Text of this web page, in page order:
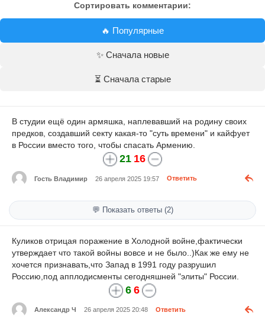
Сортировать комментарии:
🔥 Популярные
✨ Сначала новые
⏳ Сначала старые
В студии ещё один армяшка, наплевавший на родину своих
предков, создавший секту какая-то "суть времени" и кайфует
в России вместо того, чтобы спасать Армению.
21 16
Гость Владимир 26 апреля 2025 19:57 Ответить
💬 Показать ответы (2)
Куликов отрицая поражение в Холодной войне,фактически
утверждает что такой войны вовсе и не было..)Как же ему не
хочется признавать,что Запад в 1991 году разрушил
Россию,под апплодисменты сегодняшней "элиты" России.
6 6
Александр Ч 26 апреля 2025 20:48 Ответить